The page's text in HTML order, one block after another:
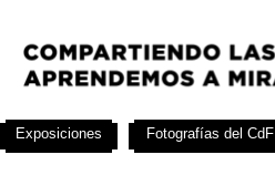
Exposiciones Fotografías del CdF